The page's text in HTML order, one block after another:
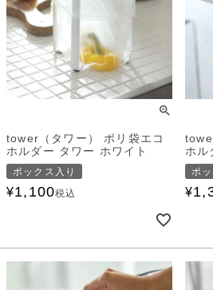
tower（タワー） ポリ袋エコ
ホルダー タワー ホワイト
ボックス入り
¥1,100税込
ホル
ボ
¥